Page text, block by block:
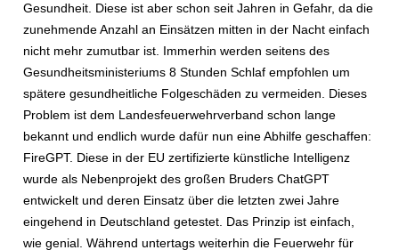
Gesundheit. Diese ist aber schon seit Jahren in Gefahr, da die
zunehmende Anzahl an Einsätzen mitten in der Nacht einfach
nicht mehr zumutbar ist. Immerhin werden seitens des
Gesundheitsministeriums 8 Stunden Schlaf empfohlen um
spätere gesundheitliche Folgeschäden zu vermeiden. Dieses
Problem ist dem Landesfeuerwehrverband schon lange
bekannt und endlich wurde dafür nun eine Abhilfe geschaffen:
FireGPT. Diese in der EU zertifizierte künstliche Intelligenz
wurde als Nebenprojekt des großen Bruders ChatGPT
entwickelt und deren Einsatz über die letzten zwei Jahre
eingehend in Deutschland getestet. Das Prinzip ist einfach,
wie genial. Während untertags weiterhin die Feuerwehr für